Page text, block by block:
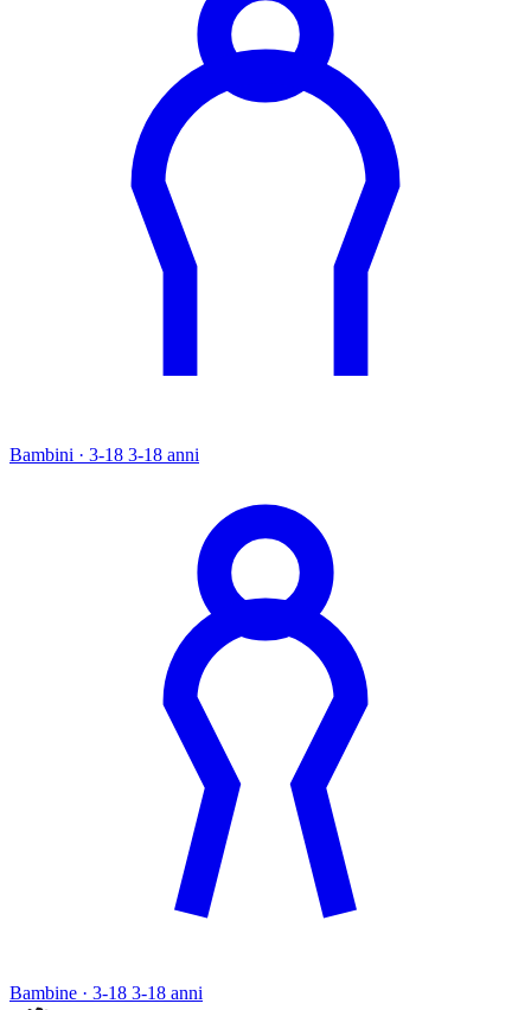
Bambini · 3-18 3-18 anni
Bambine · 3-18 3-18 anni